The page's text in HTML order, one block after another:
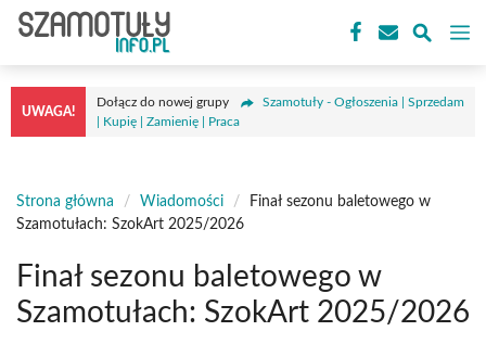
Przejdź
treści
UWAGA!
Dołącz do nowej grupy
Szamotuły - Ogłoszenia | Sprzedam
| Kupię | Zamienię | Praca
Strona główna / Wiadomości /
Finał sezonu baletowego w
Szamotułach: SzokArt 2025/2026
Finał sezonu baletowego w
Szamotułach: SzokArt 2025/2026